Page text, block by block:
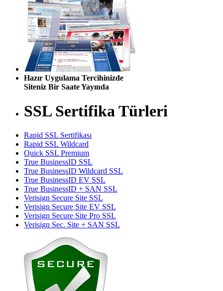
Hazır Uygulama Tercihinizde
Siteniz Bir Saate Yayında
SSL Sertifika Türleri
Rapid SSL Sertifikası
Rapid SSL Wildcard
Quick SSL Premium
True BusinessID SSL
True BusinessID Wildcard SSL
True BusinessID EV SSL
True BusinessID + SAN SSL
Verisign Secure Site SSL
Verisign Secure Site EV SSL
Verisign Secure Site Pro SSL
Verisign Sec. Site + SAN SSL